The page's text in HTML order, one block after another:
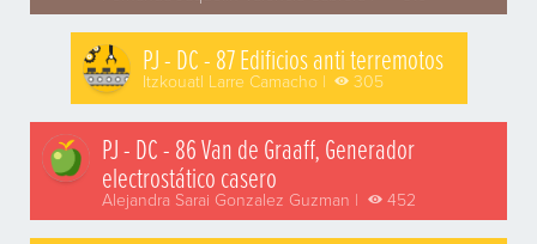
PJ - DC - 87 Edificios anti terremotos
Itzkouatl Larre Camacho | 305
PJ - DC - 86 Van de Graaff, Generador
electrostático casero
Alejandra Sarai Gonzalez Guzman | 452